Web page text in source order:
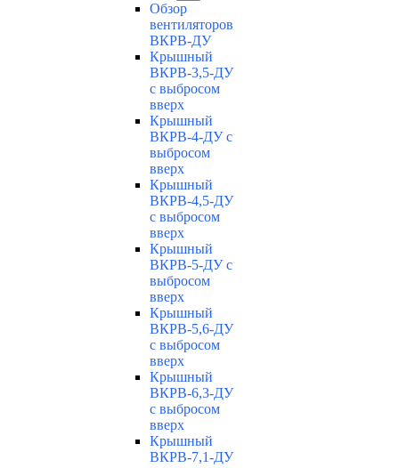
Обзор
вентиляторов
ВКРВ-ДУ
Крышный
ВКРВ-3,5-ДУ
с выбросом
вверх
Крышный
ВКРВ-4-ДУ с
выбросом
вверх
Крышный
ВКРВ-4,5-ДУ
с выбросом
вверх
Крышный
ВКРВ-5-ДУ с
выбросом
вверх
Крышный
ВКРВ-5,6-ДУ
с выбросом
вверх
Крышный
ВКРВ-6,3-ДУ
с выбросом
вверх
Крышный
ВКРВ-7,1-ДУ